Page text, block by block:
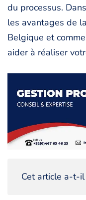
du processus.
les avantages de
Belgique et
aider à réaliser
Cet article a-t-